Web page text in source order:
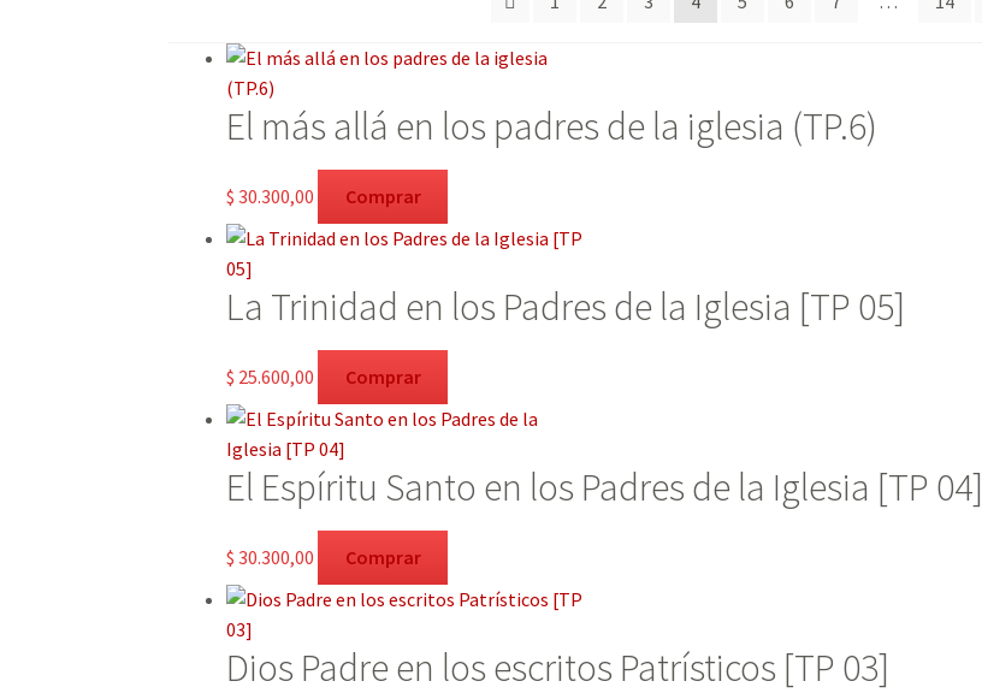
últimos
El más allá en los padres de la iglesia (TP.6)
$ 30.300,00 Comprar
La Trinidad en los Padres de la Iglesia [TP 05]
$ 25.600,00 Comprar
El Espíritu Santo en los Padres de la Iglesia [TP 04]
$ 30.300,00 Comprar
Dios Padre en los escritos Patrísticos [TP 03]